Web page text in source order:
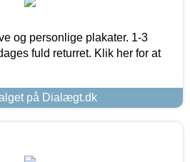
og personlige plakater. 1-3
fuld returret. Klik her for at
på Dialægt.dk